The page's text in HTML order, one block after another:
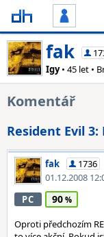
fak
Igy• 45 let •
Komentář
Resident Evil 3:
fak
1736
01.12.2008
PC 90
Oproti předchozím